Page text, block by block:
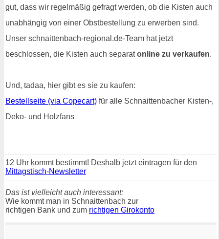
gut, dass wir regelmäßig gefragt werden, ob die Kisten auch
unabhängig von einer Obstbestellung zu erwerben sind.
Unser schnaittenbach-regional.de-Team hat jetzt
beschlossen, die Kisten auch separatonline zu verkaufen.
Und, tadaa, hier gibt es sie zu kaufen:
Bestellseite (via Copecart) für alle Schnaittenbacher Kisten-,
Deko- und Holzfans
12 Uhr kommt bestimmt! Deshalb jetzt eintragen für den
Mittagstisch-Newsletter
Das ist vielleicht auch interessant:
Wie kommt man in Schnaittenbach zur
richtigen Bank und zum richtigen Girokonto